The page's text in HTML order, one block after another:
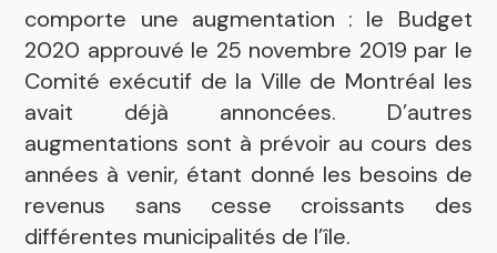
comporte une augmentation : le Budget
2020 approuvé le 25 novembre 2019 par le
Comité exécutif de la Ville de Montréal les
avait déjà annoncées. D’autres
augmentations sont à prévoir au cours des
années à venir, étant donné les besoins de
revenus sans cesse croissants des
différentes municipalités de l’île.